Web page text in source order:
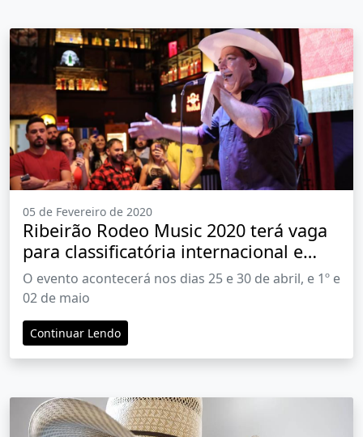
05 de Fevereiro de 2020
Ribeirão Rodeo Music 2020 terá vaga
para classificatória internacional e
anuncia programação com ícones do
universo sertanejo
O evento acontecerá nos dias 25 e 30 de abril, e 1º e
02 de maio
Continuar Lendo